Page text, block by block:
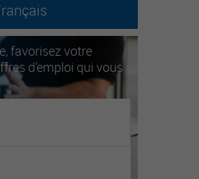
favorisez votre
d'emploi qui vous